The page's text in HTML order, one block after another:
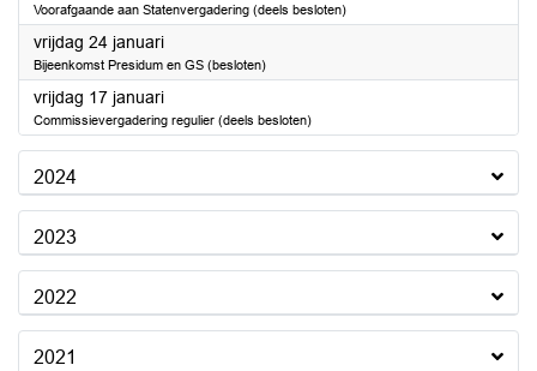
Voorafgaande aan Statenvergadering (deels besloten)
vrijdag 24 januari2025
Bijeenkomst Presidum en GS (besloten)
vrijdag 17 januari2025
Commissievergadering regulier (deels besloten)
2024
2023
2022
2021